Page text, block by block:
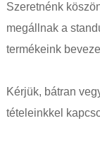
Szeretnénk
megállnak a
termékeink
Kérjük, bátran
tételeinkkel